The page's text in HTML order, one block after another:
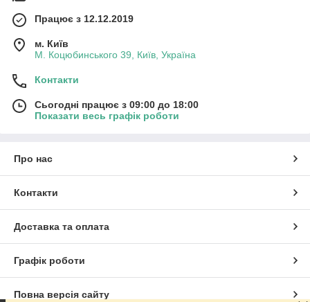
Працює з 12.12.2019
м. Київ
М. Коцюбинського 39, Київ, Україна
Контакти
Сьогодні працює з 09:00 до 18:00
Показати весь графік роботи
Про нас
Контакти
Доставка та оплата
Графік роботи
Повна версія сайту